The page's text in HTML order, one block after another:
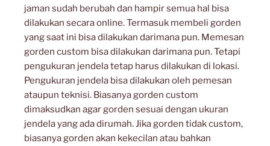
jaman sudah berubah dan hampir semua hal bisa
dilakukan secara online. Termasuk membeli gorden
yang saat ini bisa dilakukan darimana pun. Memesan
gorden custom bisa dilakukan darimana pun. Tetapi
pengukuran jendela tetap harus dilakukan di lokasi.
Pengukuran jendela bisa dilakukan oleh pemesan
ataupun teknisi. Biasanya gorden custom
dimaksudkan agar gorden sesuai dengan ukuran
jendela yang ada dirumah. Jika gorden tidak custom,
biasanya gorden akan kekecilan atau bahkan